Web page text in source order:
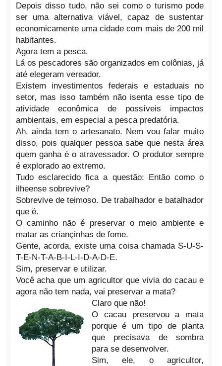
Depois disso tudo, não sei como o turismo pode
ser uma alternativa viável, capaz de sustentar
economicamente uma cidade com mais de 200 mil
habitantes.
Agora tem a pesca.
Lá os pescadores são organizados em colônias, já
até elegeram vereador.
Existem investimentos federais e estaduais no
setor, mas isso também não isenta esse tipo de
atividade econômica de possíveis impactos
ambientais, em especial a pesca predatória.
Ah, ainda tem o artesanato. Nem voufalar muito
disso, pois qualquer pessoa sabe que nesta área
quem ganha é o atravessador. O produtor sempre
é explorado ao extremo.
Tudo esclarecido fica a questão: Então como o
ilheense sobrevive?
Sobrevive de teimoso. De trabalhador e batalhador
que é.
O caminho não é preservar o meio ambiente e
matar as criançinhas de fome.
Gente, acorda, existe uma coisa chamada S-U-S-
T-E-N-T-A-B-I-L-I-D-A-D-E.
Sim, preservar e utilizar.
Você acha que um agricultor que vivia do cacau e
agora não tem nada, vai preservar a mata?
Claro que não!
O cacau preservou a mata
porque é um tipo de planta
que precisava de sombra
para se desenvolver.
Sim, ele, o agricultor,